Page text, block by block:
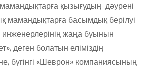
қызығудың дәурені
мамандықтарға басымдық берілуі
инженерлерінің жаңа буынын
деген болатын еліміздің
бүгінгі «Шеврон» компаниясының